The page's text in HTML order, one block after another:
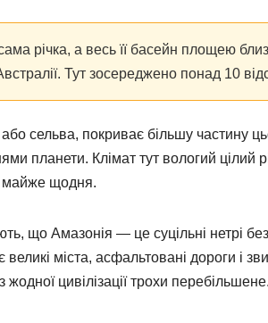
річка, а весь її басейн площею
Тут зосереджено понад 10
сельва, покриває більшу частину
планети. Клімат тут вологий цілий
майже щодня.
що Амазонія — це суцільні нетрі
міста, асфальтовані дороги і
жодної цивілізації трохи перебільшене.